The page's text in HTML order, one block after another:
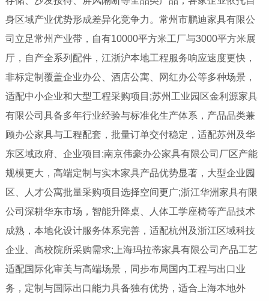
身区域产业优势形成差异化竞争力。常州市鹏迪家具有限公
司立足常州产业带，自有10000平方米工厂与3000平方米展
厅，自产全系列配件，江浙沪本地工程服务响应速度更快，
非标定制覆盖企业办公、酒店公寓、网红办公等多种场景，
适配中小企业和大型工程采购项目;苏州工业园区金利源家具
有限公司具备多年行业经验与标准化生产体系，产品品类兼
顾办公家具与工程配套，批量订单交付稳定，适配苏州及华
东区域政府、企业项目;南京伟豪办公家具有限公司厂区产能
规模更大，高端定制与实木家具产品优势显著，大型企业园
区、人才公寓批量采购项目选择空间更广;浙江华洲家具有限
公司深耕华东市场，智能升降桌、人体工学座椅等产品技术
成熟，本地化设计服务体系完善，适配杭州及浙江区域科技
企业、高校院所采购需求;上海玛拉蒂家具有限公司产品工艺
适配国际化审美与高端场景，同步布局国内工程与出口业
务，定制与国际出口能力具备独有优势，适合上海本地外